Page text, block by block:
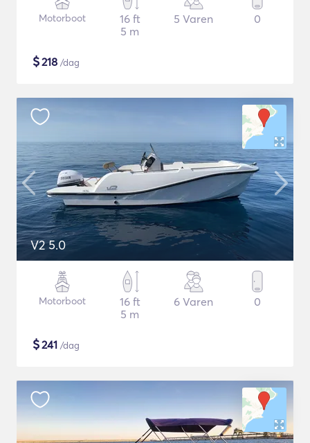
Motorboot
16 ft
5 m
5 Varen 0
$218 /dag
V2 5.0
Motorboot
16 ft
5 m
6 Varen 0
$241 /dag